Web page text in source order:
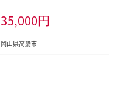
ルーツ 果物 ギフト
35,000円
岡山県高梁市